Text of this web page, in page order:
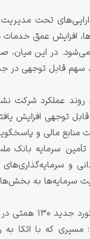
تحت
افزایش عمق
در این میان،
سهم قابل توجهی در
روند عملکرد شرکت
منابع مالی و
سرمایه بانک
و
سرمایه‌ها به
ثبت
مسیری که با اتکا